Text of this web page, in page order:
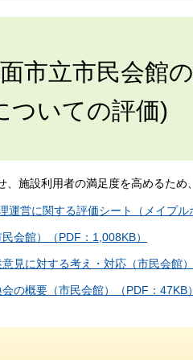
市立市民会館
ついての評価)
施設利用者の満足度を高めるため
運営に関する評価シート（メイプル
会館）（PDF：1,008KB）
見に対する考え・対応（市民会館）
の概要（市民会館）（PDF：47KB）